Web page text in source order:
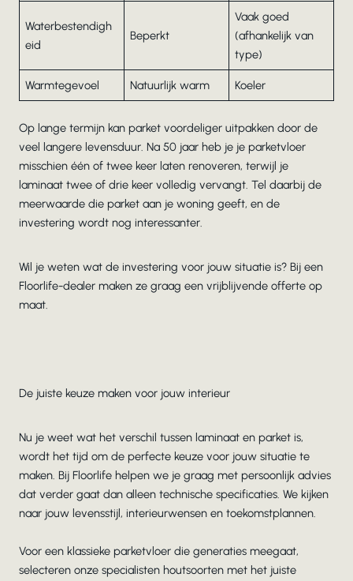
Waterbestendigh
eid
Beperkt
Vaak goed
(afhankelijk van
type)
Warmtegevoel Natuurlijk warm Koeler
Op lange termijn kan parket voordeliger uitpakken door de
veel langere levensduur. Na 50 jaar heb je je parketvloer
misschien één of twee keer laten renoveren, terwijl je
laminaat twee of drie keer volledig vervangt. Tel daarbij de
meerwaarde die parket aan je woning geeft, en de
investering wordt nog interessanter.
Wil je weten wat de investering voor jouw situatie is? Bij een
Floorlife-dealer maken ze graag een vrijblijvende offerte op
maat.
De juiste keuze maken voor jouw interieur
Nu je weet wat het verschil tussen laminaat en parket is,
wordt het tijd om de perfecte keuze voor jouw situatie te
maken. Bij Floorlife helpen we je graag met persoonlijk advies
dat verder gaat dan alleen technische specificaties. We kijken
naar jouw levensstijl, interieurwensen en toekomstplannen.
Voor een klassieke parketvloer die generaties meegaat,
selecteren onze specialisten houtsoorten met het juiste